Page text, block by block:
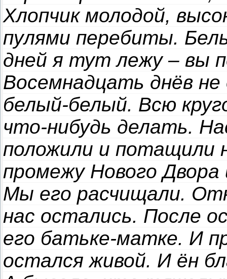
Хлопчик молодой,
пулями перебиты.
дней я тут лежу – вы
Восемнадцать днёв
белый-белый. Всю
что-нибудь делать.
положили и потащили
промежу Нового
Мы его расчищали.
нас остались. После
его батьке-матке. И
остался живой. И ён